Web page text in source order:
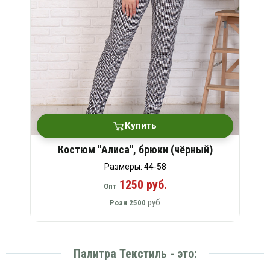
Купить
Костюм "Алиса", брюки (чёрный)
Размеры: 44-58
Опт1250 руб.
Розн 2500 руб
Палитра Текстиль - это: